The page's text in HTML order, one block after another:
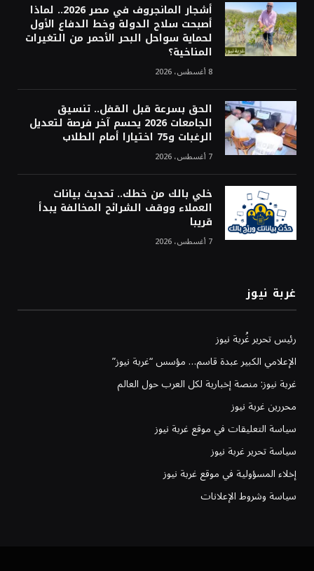
أشجار المانجروف في مصر 2026.. لماذا
أصبحت سلاح الدولة وخط الدفاع الأول
لحماية سواحل البحر الأحمر من التغيرات
المناخية؟
8 أغسطس، 2026
الحق بسرعة قبل القفل.. تنسيق
الجامعات 2026 يحسم آخر فرصة لتعديل
الرغبات و75 اختيارا أمام الطلاب
7 أغسطس، 2026
خلي بالك من خطك.. تحديث بيانات
العملاء ووقف الشرائح المخالفة يبدأ
قريبا
7 أغسطس، 2026
غربة نيوز
رئيس تحرير غُربة نيوز
الإعلامي الكبير عبدة قاسم… مؤسس “غربة نيوز”
غربة نيوز: منصة إخبارية لكل العرب حول العالم
محررين غربة نيوز
سياسة التعليقات في موقع غربة نيوز
سياسة تحرير غربة نيوز
إخلاء المسؤولية في موقع غربة نيوز
سياسة وشروط الإعلانات